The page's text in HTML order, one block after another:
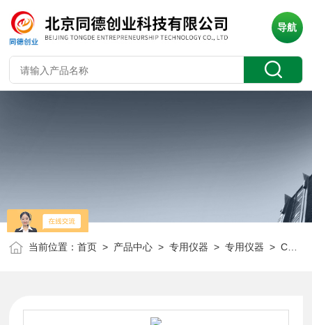
导航
当前位置：首页 > 产品中心 >专用仪器 >专用仪器 > CODG-3000COD铬法在线自动分析仪